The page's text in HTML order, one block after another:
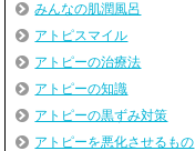
みんなの肌潤風呂
アトピスマイル
アトピーの治療法
アトピーの知識
アトピーの黒ずみ対策
アトピーを悪化させるもの